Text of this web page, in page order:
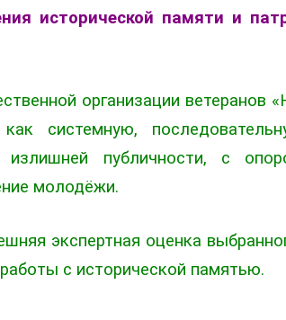
исторической памяти и
организации ветеранов
системную,
публичности, с
молодёжи.
экспертная оценка
с исторической памятью.